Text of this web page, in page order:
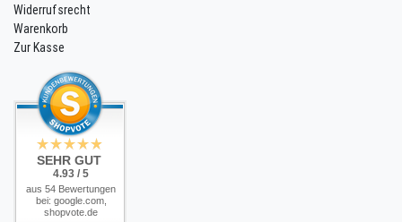
Widerrufsrecht
Warenkorb
Zur Kasse
SEHR GUT
4.93 / 5
aus 54 Bewertungen
bei: google.com,
shopvote.de